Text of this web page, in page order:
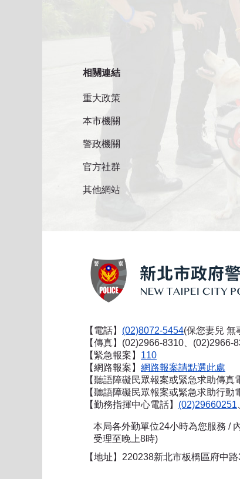
相關連結
重大政策
本市機關
警政機關
官方社群
其他網站
【電話】 (02)8072-5454(保您妻兒 無
【傳真】(02)2966-8310、(02)2966-
【緊急報案】 110
【網路報案】 網路報案請點選此處
【聽語障礙民眾報案或緊急求助傳真
【聽語障礙民眾報案或緊急求助行
【勤務指揮中心電話】 (02)29660251
本局各外勤單位24小時為您服務 /
受理至晚上8時)
【地址】220238新北市板橋區府中